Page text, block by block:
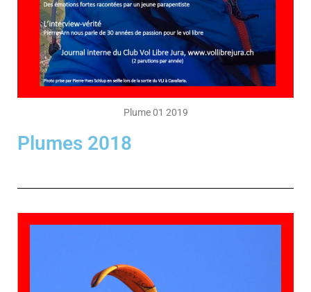
Plume 01 2019
Plumes 2018